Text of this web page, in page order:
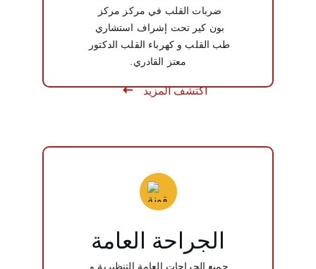
الجراحة العامة
اكتشف المزيد
ف
المزي
د
ضربات القلب في مركز مركز
بون كير تحت إشراف استشاري
طب القلب و كهرباء القلب الدكتور
معتز القادري.
جميع الجراحات العامة التنظيرية و